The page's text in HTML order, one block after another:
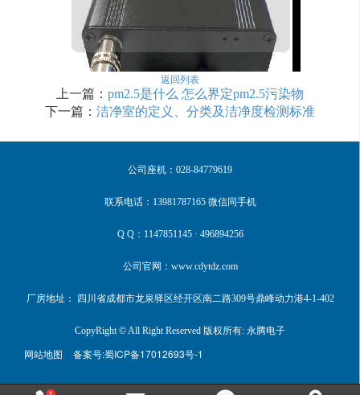
返回列表
上一篇：pm2.5是什么 怎么界定pm2.5污染物
下一篇：洁净室的定义、分类及洁净度检测标准
公司座机：028-84779619
联系电话：13981787165 微信同手机
Q Q：1147851145 · 496894256
公司官网：www.cdytdz.com
厂房地址： 四川省成都市龙泉驿区经开区南二路309号鼎峰动力港4-1-402
CopyRight © All Right Reserved 版权所有: 永腾电子
网站地图 备案号:蜀ICP备17012693号-1